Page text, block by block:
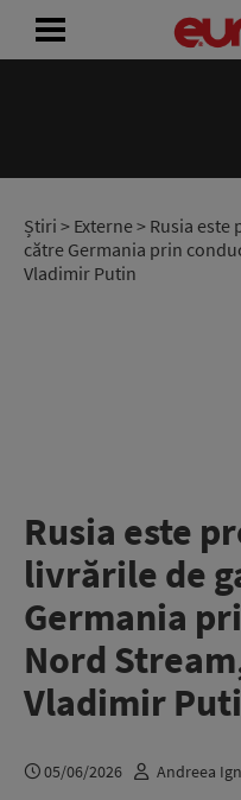
Știri > Externe> Rusia este
către Germania prin
Vladimir Putin
Rusia este
livrările de
Germania
Nord
Vladimir
05/06/2026 Andreea
RADIO
CONCURSURI